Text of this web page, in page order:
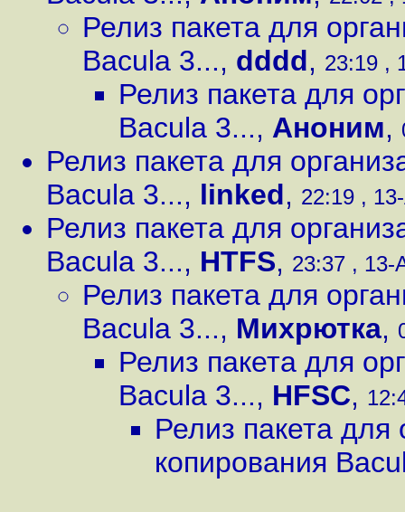
Релиз пакета для
Bacula 3..., dddd, 23:19 ,
Релиз пакета для
Bacula 3..., Аноним,
Релиз пакета для
Bacula 3..., linked, 22:19 ,
Релиз пакета для
Bacula 3..., HTFS, 23:37 , 13-
Релиз пакета для
Bacula 3..., Михрютка,
Релиз пакета для
Bacula 3..., HFSC,
Релиз пакета для
копирования